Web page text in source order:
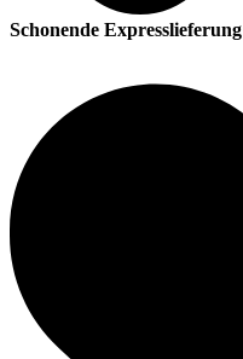
Schonende Expresslieferung